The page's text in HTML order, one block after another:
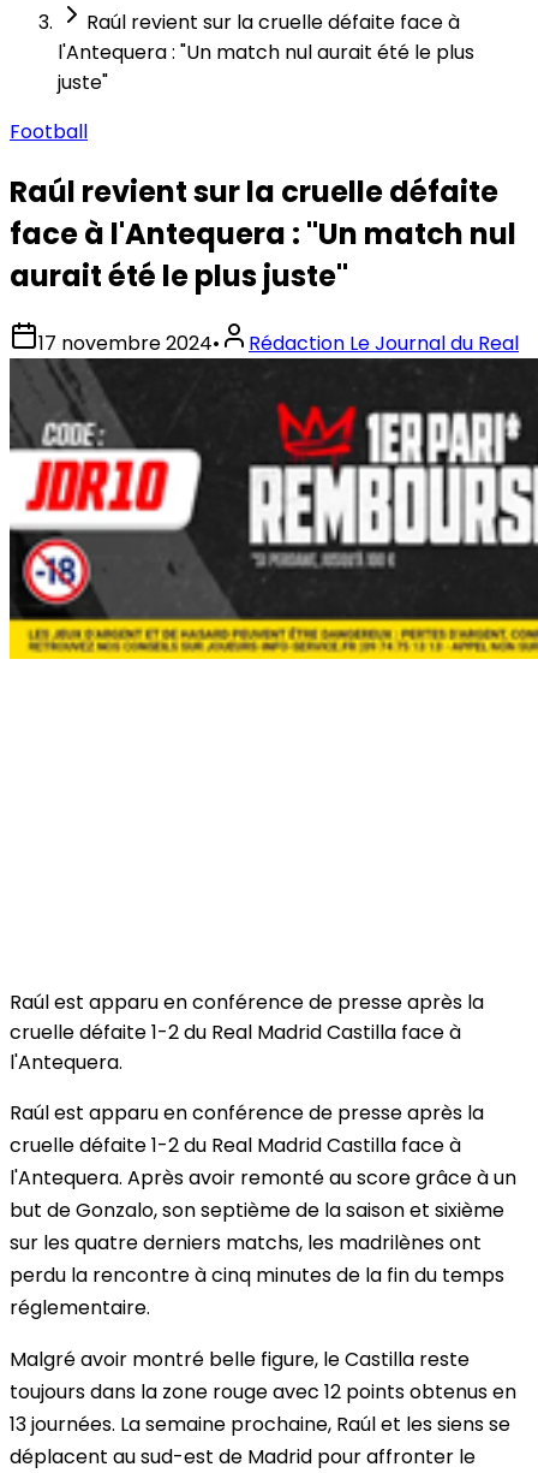
Raúl revient sur la cruelle défaite face à
l'Antequera : "Un match nul aurait été le plus
juste"
Football
Raúl revient sur la cruelle défaite
face à l'Antequera : "Un match nul
aurait été le plus juste"
17 novembre 2024• Rédaction Le Journal du Real
Raúl est apparu en conférence de presse après la
cruelle défaite 1-2 du Real Madrid Castilla face à
l'Antequera.
Raúl est apparu en conférence de presse après la
cruelle défaite 1-2 du Real Madrid Castilla face à
l'Antequera. Après avoir remonté au score grâce à un
but de Gonzalo, son septième de la saison et sixième
sur les quatre derniers matchs, les madrilènes ont
perdu la rencontre à cinq minutes de la fin du temps
réglementaire.
Malgré avoir montré belle figure, le Castilla reste
toujours dans la zone rouge avec 12 points obtenus en
13 journées. La semaine prochaine, Raúl et les siens se
déplacent au sud-est de Madrid pour affronter le